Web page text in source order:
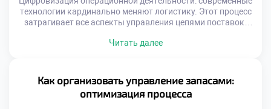
технологии кардинально меняют логистику. Этот процесс
затрагивает все аспекты управления цепями поставок.
интеллектуальным системам. Данные становятся
Выпускники должны свободно ориентироваться в
цифровом ландшафте. Технологическая грамотность
является базовой компетенцией сегодня. Будущее
Читать далее
Как организовать управление запасами:
оптимизация процесса